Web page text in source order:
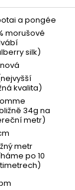
a pongée
morušové
silk)
kvalita)
34g na
metr)
metr
po 10